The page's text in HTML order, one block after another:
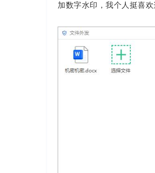
加数字水印，我个人挺喜欢